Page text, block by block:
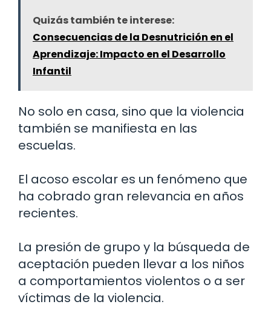
Quizás también te interese:
Consecuencias de la Desnutrición en el
Aprendizaje: Impacto en el Desarrollo
Infantil
No solo en casa, sino que la violencia
también se manifiesta en las
escuelas.
El acoso escolar es un fenómeno que
ha cobrado gran relevancia en años
recientes.
La presión de grupo y la búsqueda de
aceptación pueden llevar a los niños
a comportamientos violentos o a ser
víctimas de la violencia.